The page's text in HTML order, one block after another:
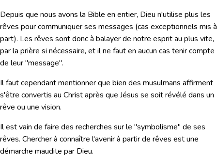
Depuis que nous avons la Bible en entier, Dieu n'utilise plus les
rêves pour communiquer ses messages (cas exceptionnels mis à
part). Les rêves sont donc à balayer de notre esprit au plus vite,
par la prière si nécessaire, et il ne faut en aucun cas tenir compte
de leur "message".
Il faut cependant mentionner que bien des musulmans affirment
s'être convertis au Christ après que Jésus se soit révélé dans un
rêve ou une vision.
Il estvain de faire des recherches sur le "symbolisme" de ses
rêves. Chercher à connaître l'avenir à partir de rêves est une
démarche maudite par Dieu.